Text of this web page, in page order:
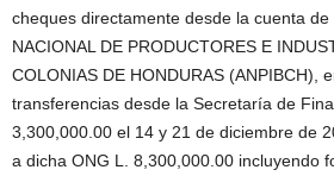
cheques directamente desde la cuenta de
NACIONAL DE PRODUCTORES E
COLONIAS DE HONDURAS (ANPIBCH),
transferencias desde la Secretaría de
3,300,000.00 el 14 y 21 de diciembre de
a dicha ONG L. 8,300,000.00 incluyendo